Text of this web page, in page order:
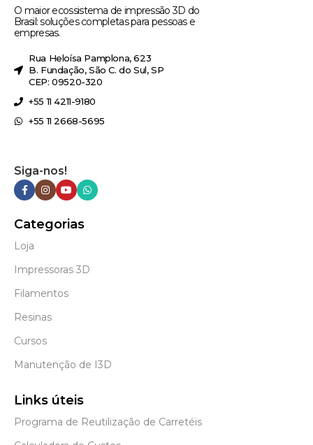
O maior ecossistema de impressão 3D do
Brasil: soluções completas para pessoas e
empresas.
Rua Heloísa Pamplona, 623
B. Fundação, São C. do Sul, SP
CEP: 09520-320
+55 11 4211-9180
+55 11 2668-5695
Siga-nos!
Categorias
Loja
Impressoras 3D
Filamentos
Resinas
Cursos
Manutenção de I3D
Links úteis
Programa de Reutilização de Carretéis